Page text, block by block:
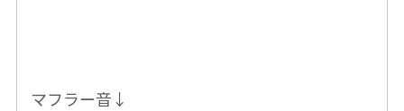
マフラー音↓